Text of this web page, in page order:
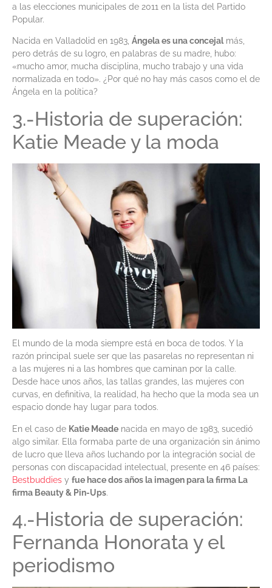
a las elecciones municipales de 2011 en la lista del Partido
Popular.
Nacida en Valladolid en 1983, Ángela es una concejalmás,
pero detrás de su logro, en palabras de su madre, hubo:
«mucho amor, mucha disciplina, mucho trabajo y una vida
normalizada en todo». ¿Por qué no hay más casos como el de
Ángela en la política?
3.-Historia de superación:
Katie Meade y la moda
El mundo de la moda siempre está en boca de todos. Y la
razón principal suele ser que las pasarelas no representan ni
a las mujeres ni a las hombres que caminan por la calle.
Desde hace unos años, las tallas grandes, las mujeres con
curvas, en definitiva, la realidad, ha hecho que la moda sea un
espacio donde hay lugar para todos.
En el caso de Katie Meade nacida en mayo de 1983, sucedió
algo similar. Ella formaba parte de una organización sin ánimo
de lucro que lleva años luchando por la integración social de
personas con discapacidad intelectual, presente en 46 países:
Bestbuddies y fue hace dos años la imagen para la firma La
firma Beauty & Pin-Ups.
4.-Historia de superación:
Fernanda Honorata y el
periodismo